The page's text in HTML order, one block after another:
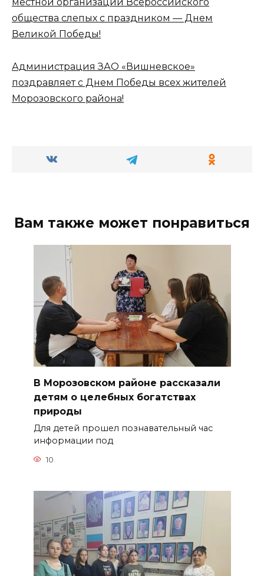
местной организации Всероссийского
общества слепых с праздником — Днем
Великой Победы!
Администрация ЗАО «Вишневское»
поздравляет с Днем Победы всех жителей
Морозовского района!
Вам также может понравиться
В Морозовском районе рассказали
детям о целебных богатствах
природы
Для детей прошел познавательный час
информации под
10